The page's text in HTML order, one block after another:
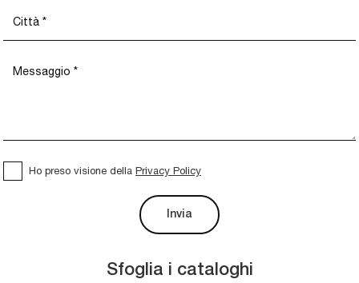
Sfoglia i cataloghi
Ho preso visione della Privacy Policy
Invia